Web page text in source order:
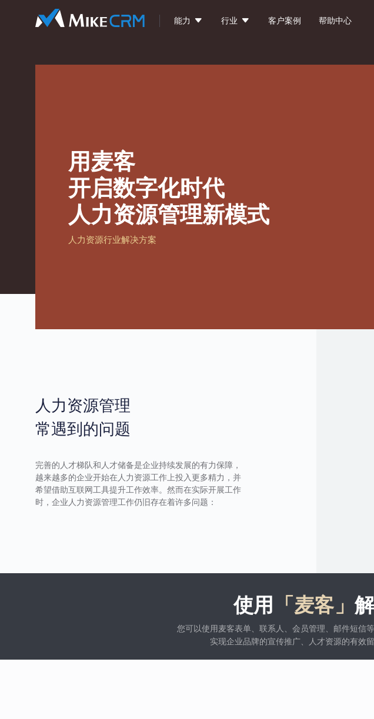
能力  行业  客户案例 帮助中心
用麦客
开启数字化时代
人力资源管理新模式
人力资源行业解决方案
人力资源管理
常遇到的问题
完善的人才梯队和人才储备是企业持续发展的有力保障，
越来越多的企业开始在人力资源工作上投入更多精力，并
希望借助互联网工具提升工作效率。然而在实际开展工作
时，企业人力资源管理工作仍旧存在着许多问题：
使用 「麦客」
您可以使用麦客表单、联系人、会员管理、邮件短信
实现企业品牌的宣传推广、人才资源的有效